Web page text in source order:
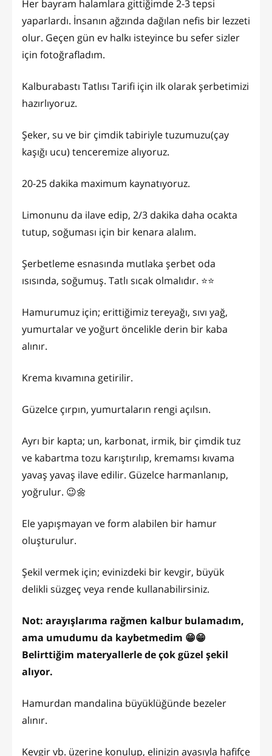
Her bayram halamlara gittiğimde 2-3 tepsi
yaparlardı. İnsanın ağzında dağılan nefis bir lezzeti
olur. Geçen gün ev halkı isteyince bu sefer sizler
için fotoğrafladım.
Kalburabastı Tatlısı Tarifi için ilk olarak şerbetimizi
hazırlıyoruz.
Şeker, su ve bir çimdik tabiriyle tuzumuzu(çay
kaşığı ucu) tenceremize alıyoruz.
20-25 dakika maximum kaynatıyoruz.
Limonunu da ilave edip, 2/3 dakika daha ocakta
tutup, soğuması için bir kenara alalım.
Şerbetleme esnasında mutlaka şerbet oda
ısısında, soğumuş. Tatlı sıcak olmalıdır. ⭐️⭐️
Hamurumuz için; erittiğimiz tereyağı, sıvı yağ,
yumurtalar ve yoğurt öncelikle derin bir kaba
alınır.
Krema kıvamına getirilir.
Güzelce çırpın, yumurtaların rengi açılsın.
Ayrı bir kapta; un, karbonat, irmik, bir çimdik tuz
ve kabartma tozu karıştırılıp, kremamsı kıvama
yavaş yavaş ilave edilir. Güzelce harmanlanıp,
yoğrulur. 😉🌼
Ele yapışmayan ve form alabilen bir hamur
oluşturulur.
Şekil vermek için; evinizdeki bir kevgir, büyük
delikli süzgeç veya rende kullanabilirsiniz.
Not: arayışlarıma rağmen kalbur bulamadım,
ama umudumu da kaybetmedim 😁😁
Belirttiğim materyallerle de çok güzel şekil
alıyor.
Hamurdan mandalina büyüklüğünde bezeler
alınır.
Kevgir vb. üzerine konulup, elinizin ayasıyla hafifçe